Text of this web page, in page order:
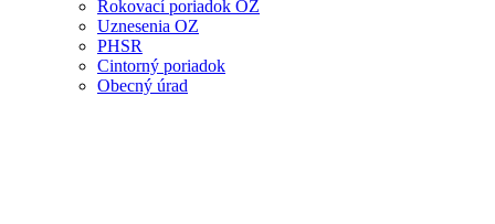
Rokovací poriadok OZ
Uznesenia OZ
PHSR
Cintorný poriadok
Obecný úrad